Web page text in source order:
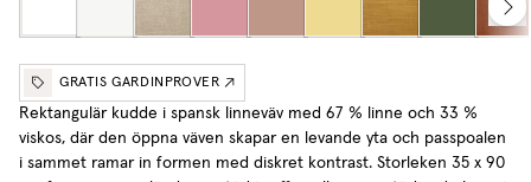
GRATIS GARDINPROVER
Rektangulär kudde i spansk linneväv med 67 % linne och 33 %
viskos, där den öppna väven skapar en levande yta och passpoalen
i sammet ramar in formen med diskret kontrast. Storleken 35 x 90